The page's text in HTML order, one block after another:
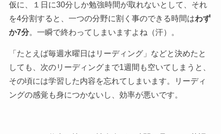
仮に、１日に30分しか勉強時間が取れないとして、それ
を4分割すると、一つの分野に割く事のできる時間はわず
か7分。一瞬で終わってしまいますよね（汗）。
「たとえば毎週水曜日はリーディング」などと決めたと
しても、次のリーディングまで1週間も空いてしまうと、
その頃には学習した内容を忘れてしまいます。リーディ
ングの感覚も身につかないし、効率が悪いです。